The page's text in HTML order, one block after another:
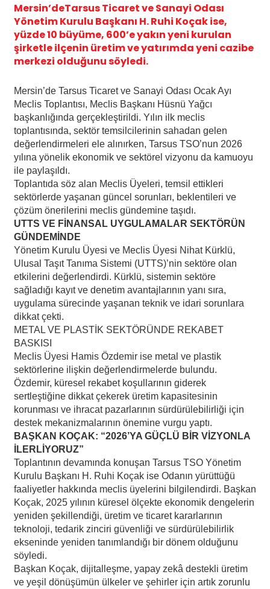
Mersin’deTarsus Ticaret ve Sanayi Odası
Yönetim Kurulu Başkanı H. Ruhi Koçak ise,
yüzde 10 büyüme, 600’e yakın yeni kurulan
şirketle ilçenin üretim ve yatırımda yeni cazibe
merkezi olduğunu söyledi.
Mersin’de Tarsus Ticaret ve Sanayi Odası Ocak Ayı
Meclis Toplantısı, Meclis Başkanı Hüsnü Yağcı
başkanlığında gerçekleştirildi. Yılın ilk meclis
toplantısında, sektör temsilcilerinin sahadan gelen
değerlendirmeleri ele alınırken, Tarsus TSO’nun 2026
yılına yönelik ekonomik ve sektörel vizyonu da kamuoyu
ile paylaşıldı.
Toplantıda söz alan Meclis Üyeleri, temsil ettikleri
sektörlerde yaşanan güncel sorunları, beklentileri ve
çözüm önerilerini meclis gündemine taşıdı.
UTTS VE FİNANSAL UYGULAMALAR SEKTÖRÜN
GÜNDEMİNDE
Yönetim Kurulu Üyesi ve Meclis Üyesi Nihat Kürklü,
Ulusal Taşıt Tanıma Sistemi (UTTS)’nin sektöre olan
etkilerini değerlendirdi. Kürklü, sistemin sektöre
sağladığı kayıt ve denetim avantajlarının yanı sıra,
uygulama sürecinde yaşanan teknik ve idari sorunlara
dikkat çekti.
METAL VE PLASTİK SEKTÖRÜNDE REKABET
BASKISI
Meclis Üyesi Hamis Özdemir ise metal ve plastik
sektörlerine ilişkin değerlendirmelerde bulundu.
Özdemir, küresel rekabet koşullarının giderek
sertleştiğine dikkat çekerek üretim kapasitesinin
korunması ve ihracat pazarlarının sürdürülebilirliği için
destek mekanizmalarının önemine vurgu yaptı.
BAŞKAN KOÇAK: “2026’YA GÜÇLÜ BİR VİZYONLA
İLERLİYORUZ”
Toplantının devamında konuşan Tarsus TSO Yönetim
Kurulu Başkanı H. Ruhi Koçak ise Odanın yürüttüğü
faaliyetler hakkında meclis üyelerini bilgilendirdi. Başkan
Koçak, 2025 yılının küresel ölçekte ekonomik dengelerin
yeniden şekillendiği, üretim ve ticaret kararlarının
teknoloji, tedarik zinciri güvenliği ve sürdürülebilirlik
ekseninde yeniden tanımlandığı bir dönem olduğunu
söyledi.
Başkan Koçak, dijitalleşme, yapay zekâ destekli üretim
ve yeşil dönüşümün ülkeler ve şehirler için artık zorunlu